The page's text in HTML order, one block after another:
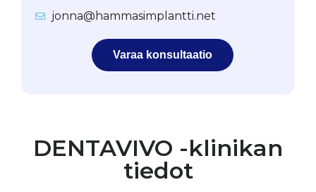
jonna@hammasimplantti.net
Varaa konsultaatio
DENTAVIVO -klinikan
tiedot